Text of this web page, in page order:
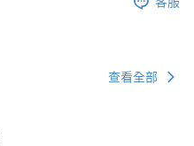
查看全部